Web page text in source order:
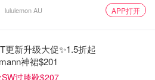
离不开一碗白米饭。
lululemon AU APP打开
更新升级大促✨1.5折起
神裙$201
过膝靴$207